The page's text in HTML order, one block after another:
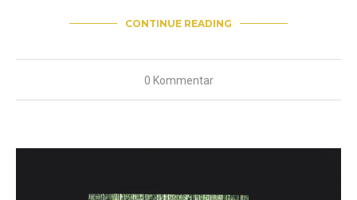
CONTINUE READING
0 Kommentar